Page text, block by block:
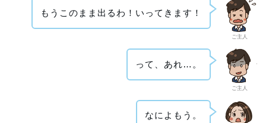
ご主人
もうこのまま出るわ！いってきます！
ご主人
って、あれ…。
なによもう。